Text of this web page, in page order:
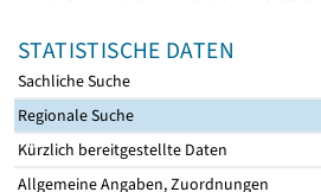
STATISTISCHE DATEN
Sachliche Suche
Regionale Suche
Kürzlich bereitgestellte Daten
Allgemeine Angaben, Zuordnungen